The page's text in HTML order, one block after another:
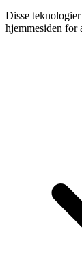
Disse
hjemmesiden for